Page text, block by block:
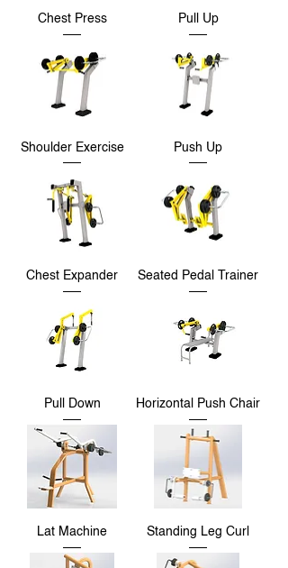
Chest Press Pull Up
Shoulder Exercise Push Up
Chest Expander Seated Pedal Trainer
Pull Down Horizontal Push Chair
Lat Machine Standing Leg Curl